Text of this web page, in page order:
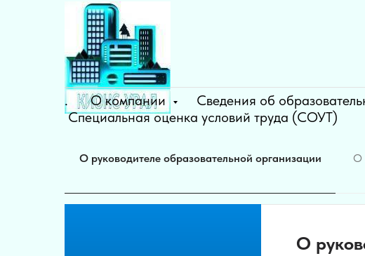
. О компании Сведения об
Специальная оценка условий труда (СОУТ)
О руководителе образовательной организации
О
О